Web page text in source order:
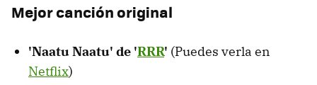
Mejor canción original
'Naatu Naatu' de 'RRR' (Puedes verla en
Netflix)